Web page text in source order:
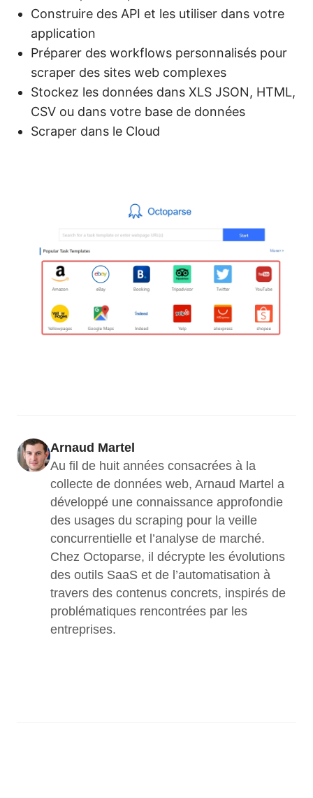
Construire des API et les utiliser dans votre
application
Préparer des workflows personnalisés pour
scraper des sites web complexes
Stockez les données dans XLS JSON, HTML,
CSV ou dans votre base de données
Scraper dans le Cloud
Arnaud Martel
Au fil de huit années consacrées à la
collecte de données web, Arnaud Martel a
développé une connaissance approfondie
des usages du scraping pour la veille
concurrentielle et l’analyse de marché.
Chez Octoparse, il décrypte les évolutions
des outils SaaS et de l’automatisation à
travers des contenus concrets, inspirés de
problématiques rencontrées par les
entreprises.